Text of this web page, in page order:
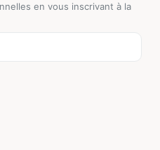
en vous inscrivant à la